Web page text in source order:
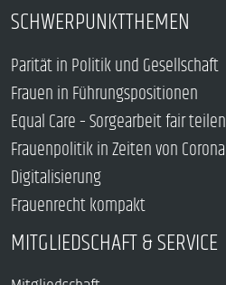
SCHWERPUNKTTHEMEN
Parität in Politik und Gesellschaft
Frauen in Führungspositionen
Equal Care – Sorgearbeit fair teilen
Frauenpolitik in Zeiten von Corona
Digitalisierung
Frauenrecht kompakt
MITGLIEDSCHAFT & SERVICE